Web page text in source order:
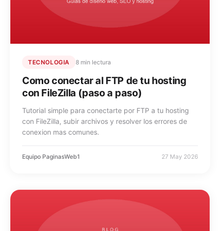
TECNOLOGIA 8 min lectura
Como conectar al FTP de tu hosting
con FileZilla (paso a paso)
Tutorial simple para conectarte por FTP a tu hosting
con FileZilla, subir archivos y resolver los errores de
conexion mas comunes.
Equipo PaginasWeb1 27 May 2026
Soporte técnico y Ventas